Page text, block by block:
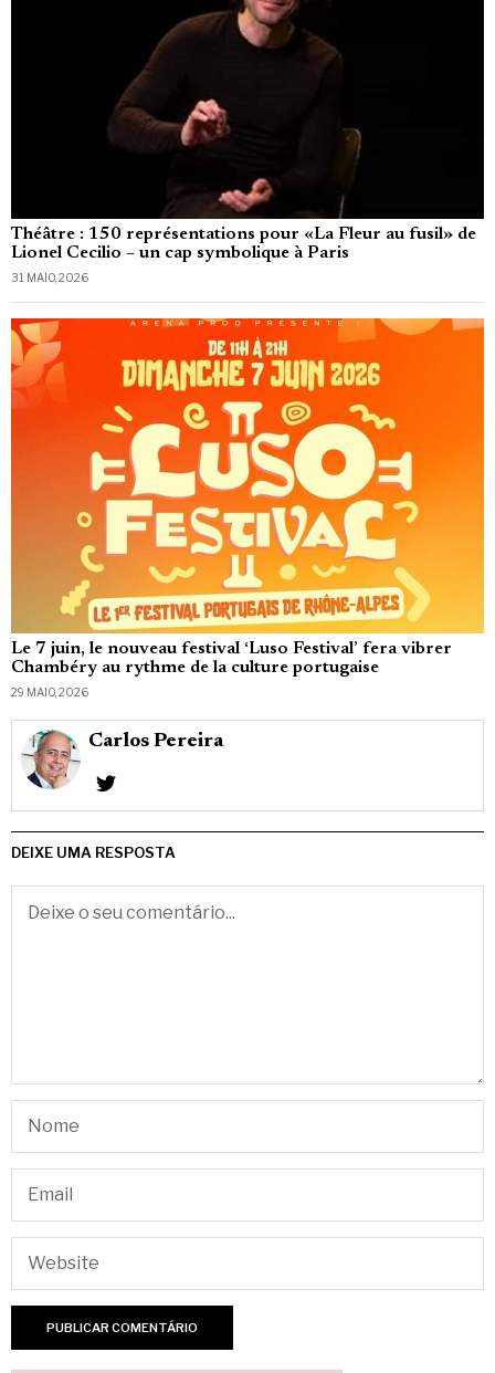
Théâtre : 150 représentations pour «La Fleur au fusil» de
Lionel Cecilio – un cap symbolique à Paris
31 MAIO, 2026
Le 7 juin, le nouveau festival ‘Luso Festival’ fera vibrer
Chambéry au rythme de la culture portugaise
29 MAIO, 2026
Carlos Pereira
DEIXE UMA RESPOSTA